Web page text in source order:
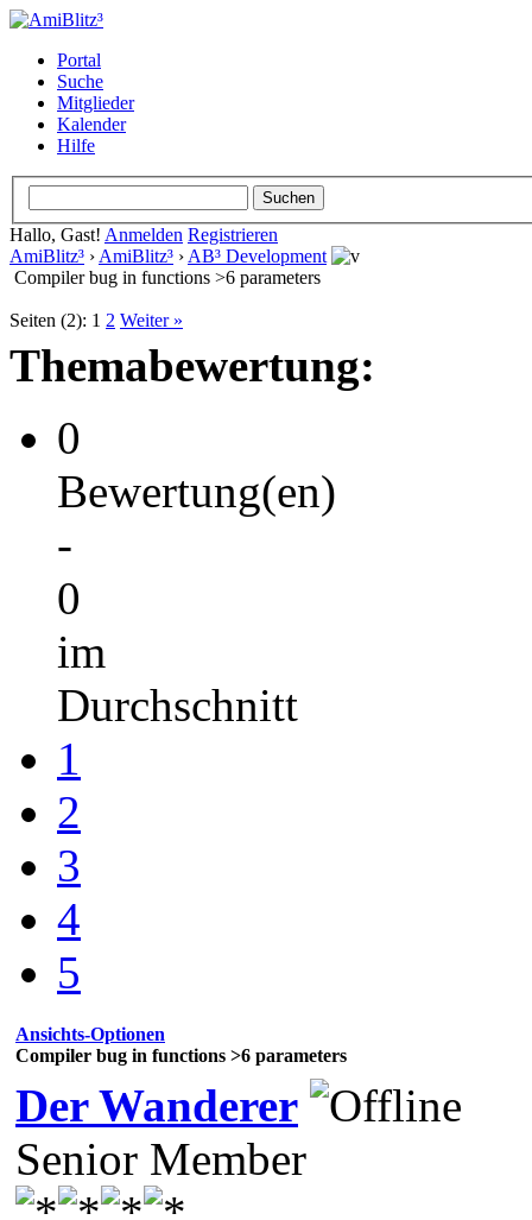
Portal
Suche
Mitglieder
Kalender
Hilfe
Hallo, Gast! Anmelden Registrieren
AmiBlitz³ › AmiBlitz³ › AB³ Development
Compiler bug in functions >6 parameters
Seiten (2): 1 2 Weiter »
Themabewertung:
0
Bewertung(en)
-
0
im
Durchschnitt
1
2
3
4
5
Ansichts-Optionen
Compiler bug in functions >6 parameters
Der Wanderer
Senior Member